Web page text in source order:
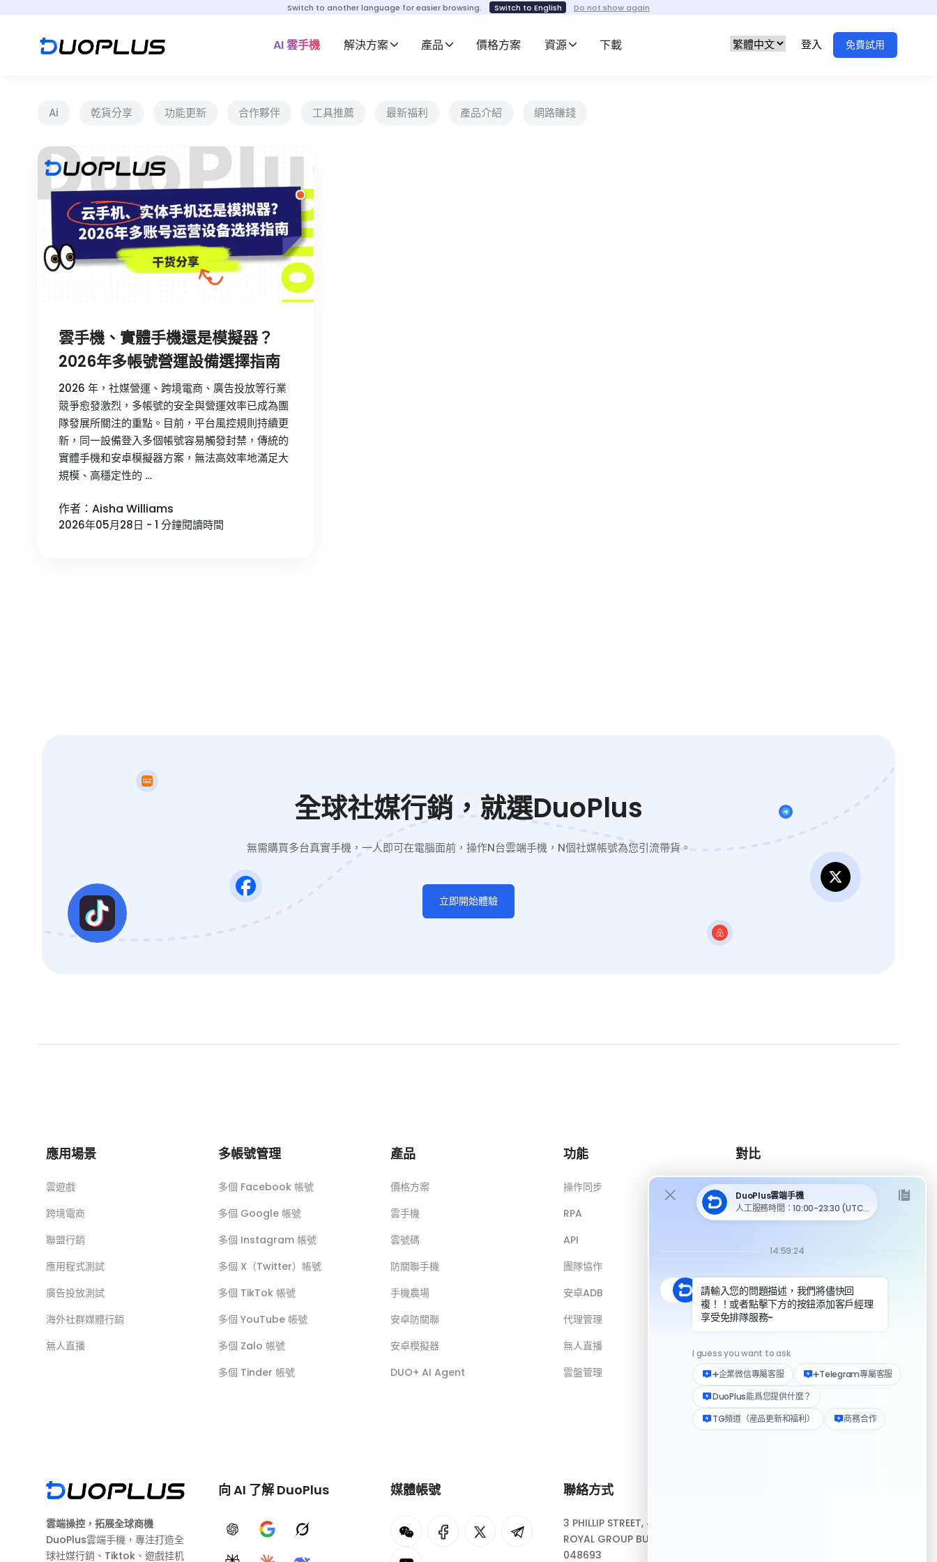
Switch to another language for easier browsing. Switch to English Do not show again
AI 雲手機 解決方案 產品 價格方案 資源 下載 登入 免費試用
Ai 乾貨分享 功能更新 合作夥伴 工具推薦 最新福利 產品介紹 網路賺錢
雲手機、實體手機還是模擬器？
2026年多帳號營運設備選擇指南
2026 年，社媒營運、跨境電商、廣告投放等行業
競爭愈發激烈，多帳號的安全與營運效率已成為團
隊發展所關注的重點。目前，平台風控規則持續更
新，同一設備登入多個帳號容易觸發封禁，傳統的
實體手機和安卓模擬器方案，無法高效率地滿足大
規模、高穩定性的 …
作者：Aisha Williams
2026年05月28日 - 1 分鐘閱讀時間
全球社媒行銷，就選DuoPlus
無需購買多台真實手機，一人即可在電腦面前，操作N台雲端手機，N個社媒帳號為您引流帶貨。
立即開始體驗
應用場景
雲遊戲
跨境電商
聯盟行銷
應用程式測試
廣告投放測試
海外社群媒體行銷
無人直播
多帳號管理
多個 Facebook 帳號
多個 Google 帳號
多個 Instagram 帳號
多個 X（Twitter）帳號
多個 TikTok 帳號
多個 YouTube 帳號
多個 Zalo 帳號
多個 Tinder 帳號
產品
價格方案
雲手機
雲號碼
防關聯手機
手機農場
安卓防關聯
安卓模擬器
DUO+ AI Agent
功能
操作同步
RPA
API
團隊協作
安卓ADB
代理管理
無人直播
雲盤管理
對比
DuoPlus 對比 MoreLogin
DuoPlus 對比 Multilogin
DuoPlus 對比實體手機
雲端操控，拓展全球商機
DuoPlus雲端手機，專注打造全
球社媒行銷、Tiktok、遊戲挂机
向 AI 了解 DuoPlus
ChatGPTGoogle AIGrok
媒體帳號 聯絡方式
3 PHILLIP STREET, #10-04,
ROYAL GROUP BUILDING, 新加坡
048693